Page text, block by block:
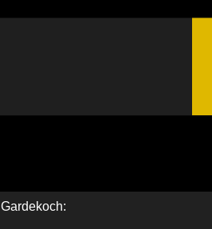
Gardekoch: